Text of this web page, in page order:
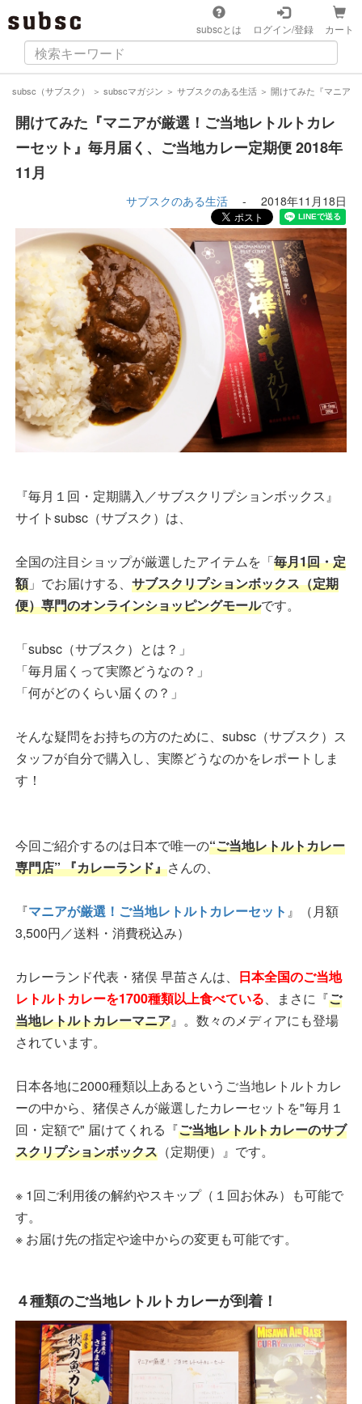
subscとは ログイン/登録 カート
subsc（サブスク） ＞ subscマガジン ＞ サブスクのある生活 ＞ 開けてみた『マニア
開けてみた『マニアが厳選！ご当地レトルトカレ
ーセット』毎月届く、ご当地カレー定期便 2018年
11月
サブスクのある生活 - 2018年11月18日
『毎月１回・定期購入／サブスクリプションボックス』
サイトsubsc（サブスク）は、
全国の注目ショップが厳選したアイテムを「毎月1回・定
額」でお届けする、 サブスクリプションボックス（定期
便）専門のオンラインショッピングモールです。
「subsc（サブスク）とは？」
「毎月届くって実際どうなの？」
「何がどのくらい届くの？」
そんな疑問をお持ちの方のために、subsc（サブスク）ス
タッフが自分で購入し、実際どうなのかをレポートしま
す！
今回ご紹介するのは日本で唯一の“ご当地レトルトカレー
専門店” 『カレーランド』さんの、
『マニアが厳選！ご当地レトルトカレーセット 』（月額
3,500円／送料・消費税込み）
カレーランド代表・猪俣 早苗さんは、 日本全国のご当地
レトルトカレーを1700種類以上食べている、まさに『ご
当地レトルトカレーマニア』。数々のメディアにも登場
されています。
日本各地に2000種類以上あるというご当地レトルトカレ
ーの中から、猪俣さんが厳選したカレーセットを"毎月１
回・定額で" 届けてくれる『ご当地レトルトカレーのサブ
スクリプションボックス （定期便）』です。
※ 1回ご利用後の解約やスキップ（１回お休み）も可能で
す。
※ お届け先の指定や途中からの変更も可能です。
４種類のご当地レトルトカレーが到着！